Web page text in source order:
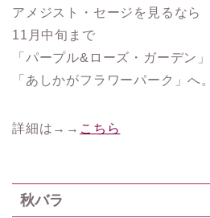
アメジスト・セージを見るなら
11月中旬まで
「パープル&ローズ・ガーデン
「あしかがフラワーパーク」へ。
詳細は→→ こちら
秋バラ